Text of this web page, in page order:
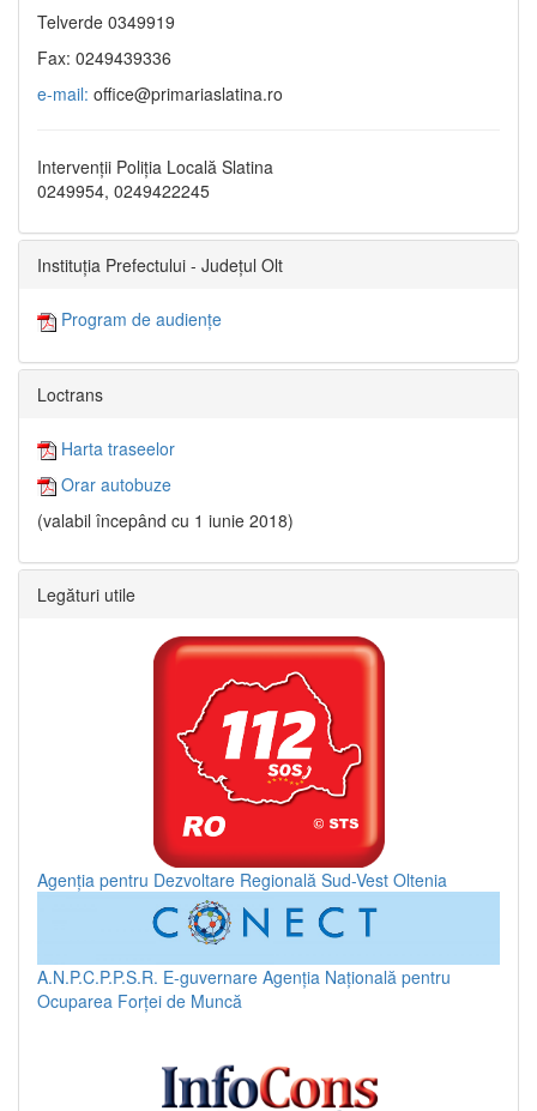
Telverde 0349919
Fax: 0249439336
e-mail: office@primariaslatina.ro
Intervenții Poliția Locală Slatina
0249954, 0249422245
Instituția Prefectului - Județul Olt
Program de audiențe
Loctrans
Harta traseelor
Orar autobuze
(valabil începând cu 1 iunie 2018)
Legături utile
Agenția pentru Dezvoltare Regională Sud-Vest Oltenia
A.N.P.C.P.P.S.R. E-guvernare Agenția Națională pentru
Ocuparea Forței de Muncă